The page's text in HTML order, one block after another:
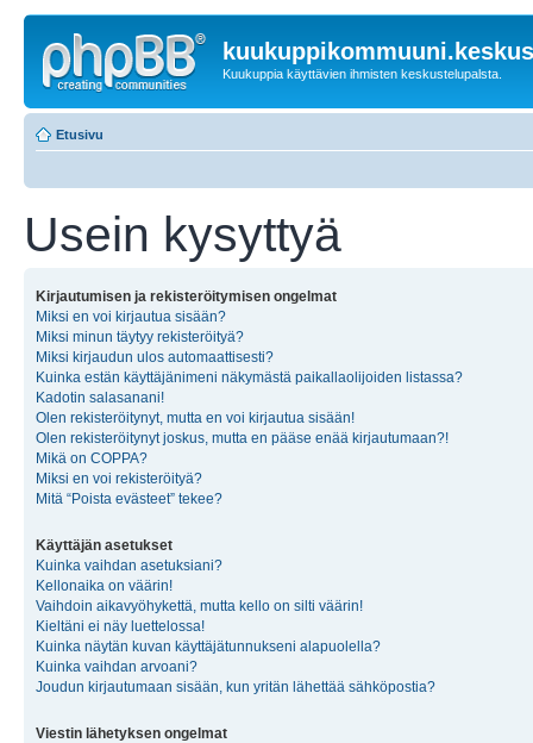
Kuukuppia käyttävien ihmisten keskustelupalsta.
Etusivu
Usein kysyttyä
Kirjautumisen ja rekisteröitymisen ongelmat
Miksi en voi kirjautua sisään?
Miksi minun täytyy rekisteröityä?
Miksi kirjaudun ulos automaattisesti?
Kuinka estän käyttäjänimeni näkymästä paikallaolijoiden listassa?
Kadotin salasanani!
Olen rekisteröitynyt, mutta en voi kirjautua sisään!
Olen rekisteröitynyt joskus, mutta en pääse enää kirjautumaan?!
Mikä on COPPA?
Miksi en voi rekisteröityä?
Mitä “Poista evästeet” tekee?
Käyttäjän asetukset
Kuinka vaihdan asetuksiani?
Kellonaika on väärin!
Vaihdoin aikavyöhykettä, mutta kello on silti väärin!
Kieltäni ei näy luettelossa!
Kuinka näytän kuvan käyttäjätunnukseni alapuolella?
Kuinka vaihdan arvoani?
Joudun kirjautumaan sisään, kun yritän lähettää sähköpostia?
Viestin lähetyksen ongelmat